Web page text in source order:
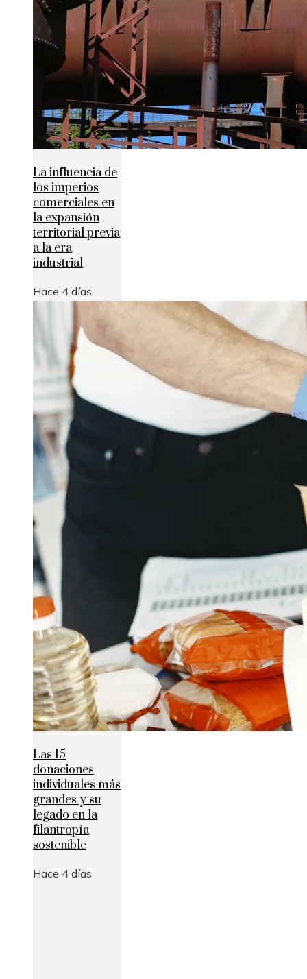
La influencia de
los imperios
comerciales en
la expansión
territorial previa
a la era
industrial
Hace 4 días
Las 15
donaciones
individuales más
grandes y su
legado en la
filantropía
sostenible
Hace 4 días